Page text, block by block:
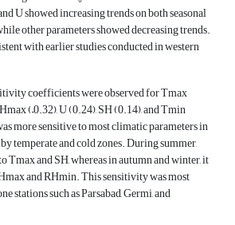
U showed increasing trends on both seasonal
other parameters showed decreasing trends.
with earlier studies conducted in western
coefficients were observed for Tmax
(–0.32), U (0.24), SH (0.14), and Tmin
more sensitive to most climatic parameters in
temperate and cold zones. During summer,
Tmax and SH, whereas in autumn and winter, it
and RHmin. This sensitivity was most
stations such as Parsabad, Germi, and